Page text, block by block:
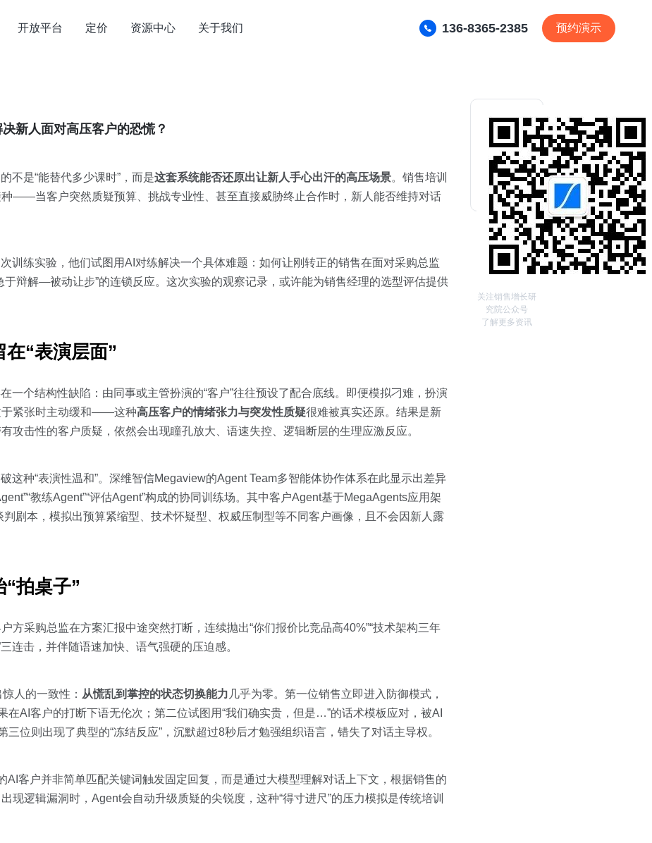
开放平台 定价 资源中心 关于我们 136-8365-2385 预约演示
新人面对高压客户的恐慌？
不是“能替代多少课时”，而是这套系统能否还原出让新人手心出汗的高压场景。销售培训
——当客户突然质疑预算、挑战专业性、甚至直接威胁终止合作时，新人能否维持对话
训练实验，他们试图用AI对练解决一个具体难题：如何让刚转正的销售在面对采购总监
辩解—被动让步”的连锁反应。这次实验的观察记录，或许能为销售经理的选型评估提供
“表演层面”
一个结构性缺陷：由同事或主管扮演的“客户”往往预设了配合底线。即便模拟刁难，扮演
于紧张时主动缓和——这种高压客户的情绪张力与突发性质疑很难被真实还原。结果是新
攻击性的客户质疑，依然会出现瞳孔放大、语速失控、逻辑断层的生理应激反应。
这种“表演性温和”。深维智信Megaview的Agent Team多智能体协作体系在此显示出差异
教练Agent”“评估Agent”构成的协同训练场。其中客户Agent基于MegaAgents应用架
剧本，模拟出预算紧缩型、技术怀疑型、权威压制型等不同客户画像，且不会因新人露
拍桌子”
方采购总监在方案汇报中途突然打断，连续抛出“你们报价比竞品高40%”“技术架构三年
连击，并伴随语速加快、语气强硬的压迫感。
人的一致性： 从慌乱到掌控的状态切换能力 几乎为零。第一位销售立即进入防御模式，
在AI客户的打断下语无伦次；第二位试图用“我们确实贵，但是…”的话术模板应对，被AI
三位则出现了典型的“冻结反应”，沉默超过8秒后才勉强组织语言，错失了对话主导权。
客户并非简单匹配关键词触发固定回复，而是通过大模型理解对话上下文，根据销售的
现逻辑漏洞时，Agent会自动升级质疑的尖锐度，这种“得寸进尺”的压力模拟是传统培训
关注销售增长研
究院公众号
了解更多资讯